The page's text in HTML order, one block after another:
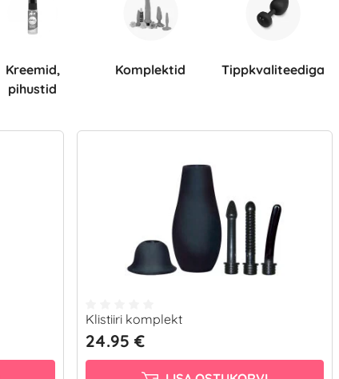
Kreemid,
pihustid
Komplektid Tippkvaliteediga
Klistiiri komplekt
24.95 €